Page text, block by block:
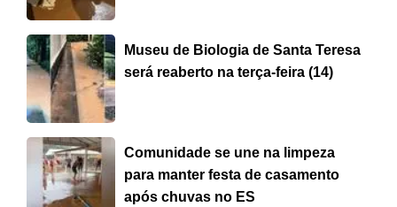
Museu de Biologia de Santa Teresa
será reaberto na terça-feira (14)
Comunidade se une na limpeza
para manter festa de casamento
após chuvas no ES